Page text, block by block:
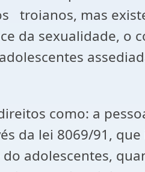
troianos, mas
da sexualidade,
como: a
da lei 8069/91,
adolescentes,